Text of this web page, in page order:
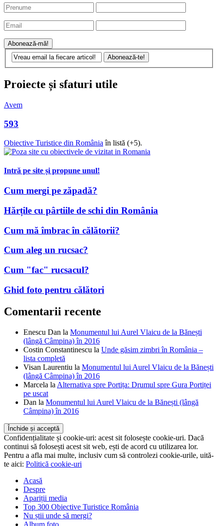
Proiecte și sfaturi utile
Avem
593
Obiective Turistice din România în listă (+5).
Intră pe site și propune unul!
Cum mergi pe zăpadă?
Hărțile cu pârtiile de schi din România
Cum mă îmbrac în călătorii?
Cum aleg un rucsac?
Cum "fac" rucsacul?
Ghid foto pentru călători
Comentarii recente
Enescu Dan la Monumentul lui Aurel Vlaicu de la Bănești
(lângă Câmpina) în 2016
Costin Constantinescu la Unde găsim zimbri în România –
lista completă
Visan Laurentiu la Monumentul lui Aurel Vlaicu de la Bănești
(lângă Câmpina) în 2016
Marcela la Alternativa spre Portița: Drumul spre Gura Portiței
pe uscat
Dan la Monumentul lui Aurel Vlaicu de la Bănești (lângă
Câmpina) în 2016
Confidențialitate și cookie-uri: acest sit folosește cookie-uri. Dacă
continui să folosești acest sit web, ești de acord cu utilizarea lor.
Pentru a afla mai multe, inclusiv cum să controlezi cookie-urile, uită-
te aici: Politică cookie-uri
Acasă
Despre
Apariții media
Top 300 Obiective Turistice România
Nu știi unde să mergi?
Album foto